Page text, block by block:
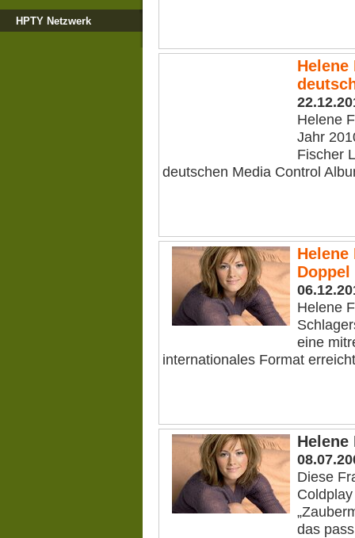
HPTY Netzwerk
Helene
Jahr
Fischer
deutschen Media Control
Doppel
Helene
eine
internationales Format
Diese
das